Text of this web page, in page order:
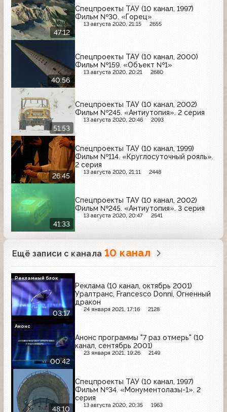
47:12
Спецпроекты ТАУ (10 канал, 1997)
Фильм №30. «Горец»
13 августа 2020, 21:15 2655
40:56
Спецпроекты ТАУ (10 канал, 2000)
Фильм №159. «Объект №1»
13 августа 2020, 20:21 2680
51:53
Спецпроекты ТАУ (10 канал, 2002)
Фильм №245. «Антиутопия». 2 серия
13 августа 2020, 20:46 2093
26:45
Спецпроекты ТАУ (10 канал, 1999)
Фильм №114. «Круглосуточный рояль».
2 серия
13 августа 2020, 21:11 2448
41:33
Спецпроекты ТАУ (10 канал, 2002)
Фильм №245. «Антиутопия». 3 серия
13 августа 2020, 20:47 2541
Ещё записи с канала 10 канал
03:17
Реклама (10 канал, октябрь 2001)
Уралтранс, Francesco Donni, Огненный
дракон
24 января 2021, 17:16 2128
Рекламный блок
00:42
Анонс программы "7 раз отмерь" (10
канал, сентябрь 2001)
23 января 2021, 19:26 2149
Анонс
48:10
Спецпроекты ТАУ (10 канал, 1997)
Фильм №34. «Монументолазы-1». 2
серия
13 августа 2020, 20:35 1963